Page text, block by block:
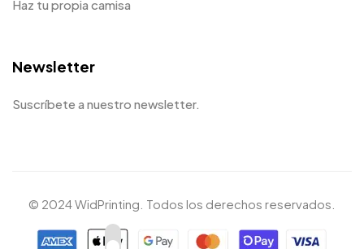
Haz tu propia camisa
Newsletter
Suscríbete a nuestro newsletter.
© 2024 WidPrinting. Todos los derechos reservados.